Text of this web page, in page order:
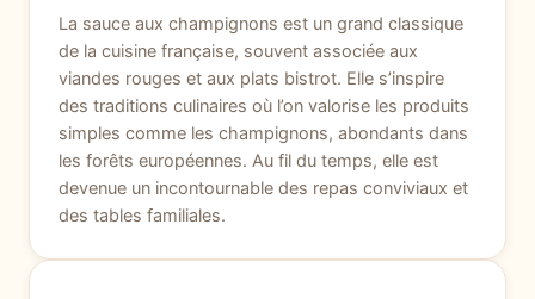
La sauce aux champignons est un grand classique
de la cuisine française, souvent associée aux
viandes rouges et aux plats bistrot. Elle s’inspire
des traditions culinaires où l’on valorise les produits
simples comme les champignons, abondants dans
les forêts européennes. Au fil du temps, elle est
devenue un incontournable des repas conviviaux et
des tables familiales.